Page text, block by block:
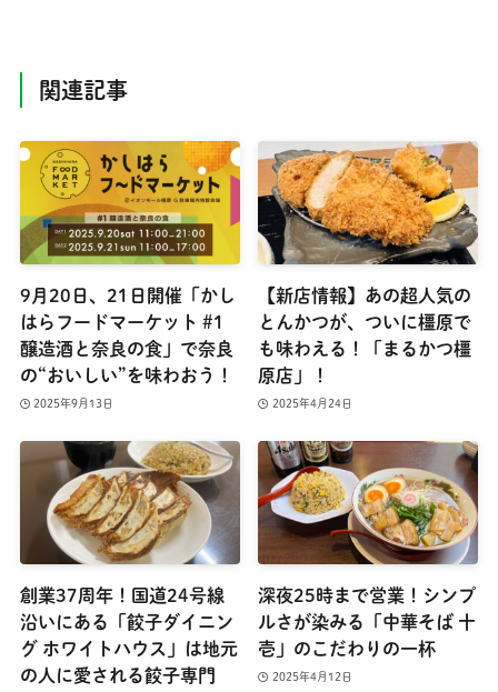
関連記事
9月20日、21日開催「かし
はらフードマーケット #1
醸造酒と奈良の食」で奈良
の“おいしい”を味わおう！
2025年9月13日
【新店情報】あの超人気の
とんかつが、ついに橿原で
も味わえる！「まるかつ橿
原店」！
2025年4月24日
創業37周年！国道24号線
沿いにある「餃子ダイニン
グ ホワイトハウス」は地元
の人に愛される餃子専門
深夜25時まで営業！シンプ
ルさが染みる「中華そば 十
壱」のこだわりの一杯
2025年4月12日